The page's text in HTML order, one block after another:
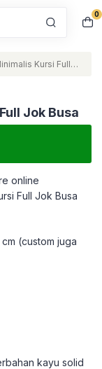
0
Kursi Full
Jok Busa
online
Full Jok Busa
(custom juga
kayu solid